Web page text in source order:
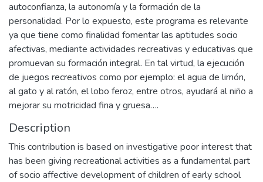
autoconfianza, la autonomía y la formación de la
personalidad. Por lo expuesto, este programa es relevante
ya que tiene como finalidad fomentar las aptitudes socio
afectivas, mediante actividades recreativas y educativas que
promuevan su formación integral. En tal virtud, la ejecución
de juegos recreativos como por ejemplo: el agua de limón,
al gato y al ratón, el lobo feroz, entre otros, ayudará al niño a
mejorar su motricidad fina y gruesa….
Description
This contribution is based on investigative poor interest that
has been giving recreational activities as a fundamental part
of socio affective development of children of early school